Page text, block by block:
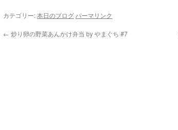
カテゴリー:本日のブログ パーマリンク
← 炒り卵の野菜あんかけ弁当 by やまぐち #7